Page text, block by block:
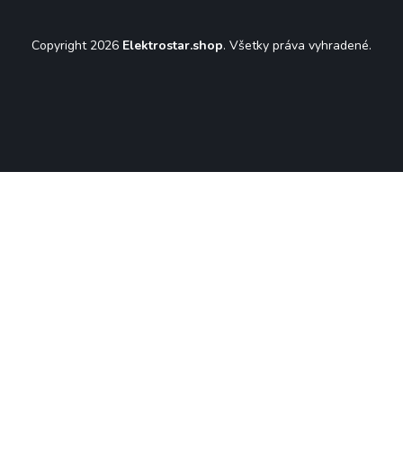
Copyright 2026 Elektrostar.shop. Všetky práva vyhradené.